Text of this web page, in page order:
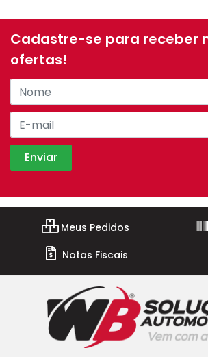
Cadastre-se para receber
ofertas!
Meus Pedidos
Notas Fiscais